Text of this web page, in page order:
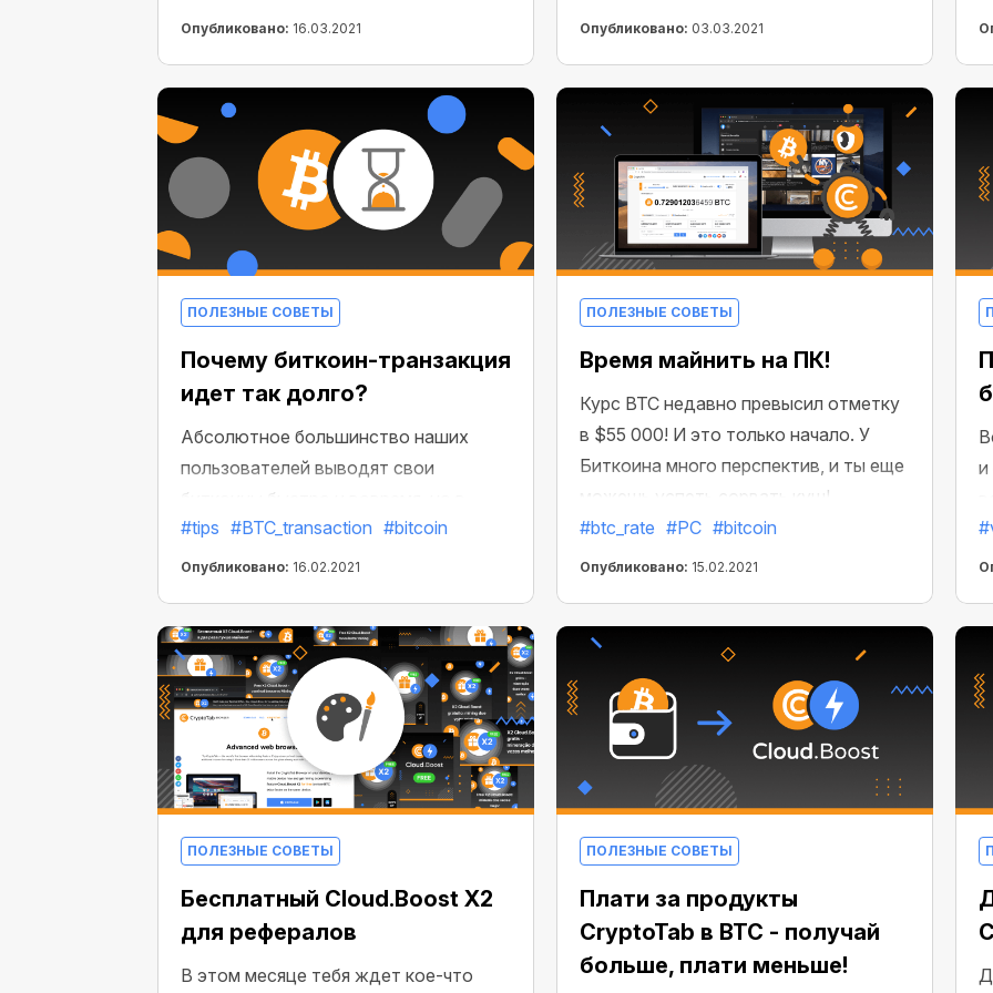
Опубликовано: 16.03.2021
активного майнинга? Мы все
возможным. Мы улучшили наш
Android браузер, и теперь он стал еще
более прибыльным.
Опубликовано: 03.03.2021
ПОЛЕЗНЫЕ СОВЕТЫ
Почему биткоин-транзакция
идет так долго?
Абсолютное большинство наших
пользователей выводят свои
исключительных случаях некоторым
из вас приходится ждать дольше.
#tips #BTC_transaction #bitcoin
Опубликовано: 16.02.2021
ПОЛЕЗНЫЕ СОВЕТЫ
Время майнить на ПК!
Курс BTC недавно превысил отметку
в $55 000! И это только начало. У
Биткоина много перспектив, и ты еще
можешь успеть сорвать куш!
#btc_rate #PC #bitcoin
Опубликовано: 15.02.2021
и
ПОЛЕЗНЫЕ СОВЕТЫ
Бесплатный Cloud.Boost X2
для рефералов
В этом месяце тебя ждет кое-что
ПОЛЕЗНЫЕ СОВЕТЫ
Плати за продукты
CryptoTab в BTC - получай
больше, плати меньше!